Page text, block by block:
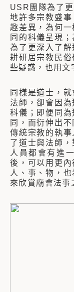
USR團隊為了
地許多宗教盛
趣差異，為何
同的科儀呈現
為了更深入了
耕研居宗教民
些疑惑，也用文
同樣是道士，
法師，卻會因
科儀；即便同
同，而衍伸出
傳統宗教的執
了道士與法師
人員都會有進
後，可以用更
人、事、物，
來欣賞廟會法事